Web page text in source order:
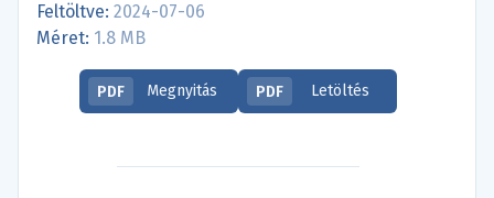
Feltöltve: 2024-07-06
Méret: 1.8 MB
PDF Megnyitás PDF Letöltés